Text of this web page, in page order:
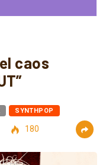
caos
SYNTHPOP
180